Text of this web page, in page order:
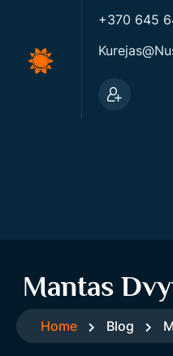
+370 645
Mantas
Home Blog